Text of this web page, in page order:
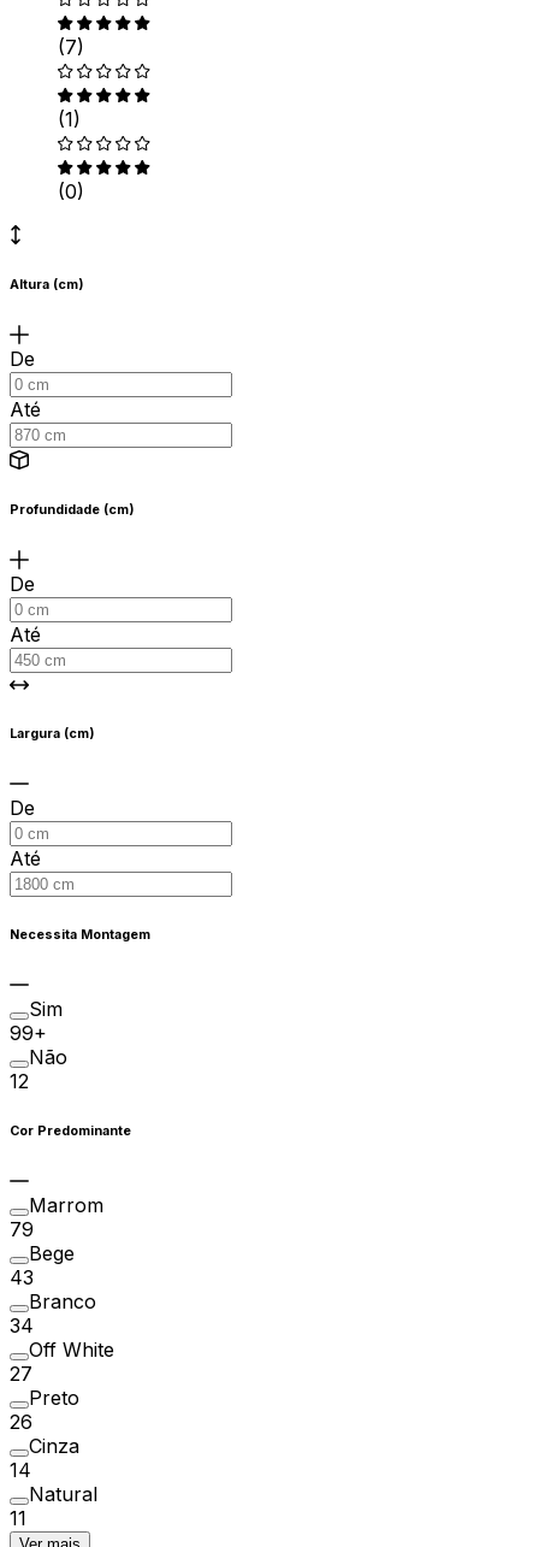
(7)
(1)
(0)
Altura (cm)
De
Até
Profundidade (cm)
De
Até
Largura (cm)
De
Até
Necessita Montagem
Sim
99+
Não
12
Cor Predominante
Marrom
79
Bege
43
Branco
34
Off White
27
Preto
26
Cinza
14
Natural
11